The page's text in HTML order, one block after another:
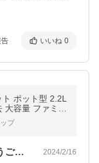
いいね 0
ポット型 2.2L
容量 ファミリ
GR]
プ
いつも迅速に届けて頂きありがとうござい… 2024/2/16